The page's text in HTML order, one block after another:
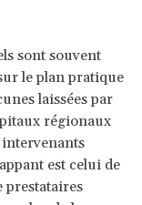
sont souvent
le plan pratique
laissées par
régionaux
est celui de
prestataires